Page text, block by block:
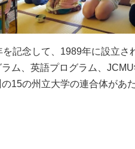
記念して、1989年に設立
ム、英語プログラム、
15の州立大学の連合体があ